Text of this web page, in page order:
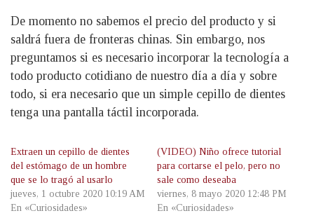
De momento no sabemos el precio del producto y si
saldrá fuera de fronteras chinas. Sin embargo, nos
preguntamos si es necesario incorporar la tecnología a
todo producto cotidiano de nuestro día a día y sobre
todo, si era necesario que un simple cepillo de dientes
tenga una pantalla táctil incorporada.
Extraen un cepillo de dientes
del estómago de un hombre
que se lo tragó al usarlo
jueves, 1 octubre 2020 10:19 AM
En «Curiosidades»
(VIDEO) Niño ofrece tutorial
para cortarse el pelo, pero no
sale como deseaba
viernes, 8 mayo 2020 12:48 PM
En «Curiosidades»